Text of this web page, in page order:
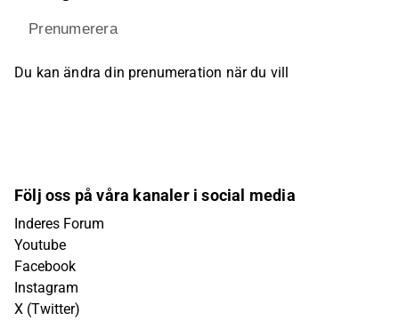
Prenumerera
Du kan ändra din prenumeration när du vill
Följ oss på våra kanaler i social media
Inderes Forum
Youtube
Facebook
Instagram
X (Twitter)